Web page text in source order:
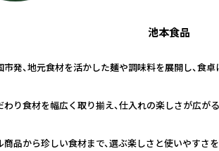
池本食品
市発、地元食材を活かした麺や調味料を展開し、食
わり食材を幅広く取り揃え、仕入れの楽しさが広が
商品から珍しい食材まで、選ぶ楽しさと使いやすさ